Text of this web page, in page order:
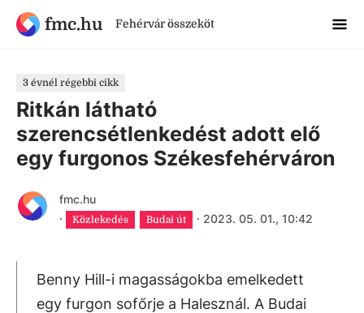
fmc.hu Fehérvár összeköt
3 évnél régebbi cikk
Ritkán látható
szerencsétlenkedést adott elő
egy furgonos Székesfehérváron
fmc.hu
·
Közlekedés Budai út · 2023. 05. 01., 10:42
Benny Hill-i magasságokba emelkedett
egy furgon sofőrje a Halesznál. A Budai